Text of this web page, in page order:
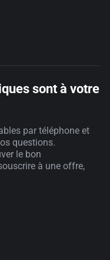
sont à votre
par téléphone et
questions.
le bon
à une offre,